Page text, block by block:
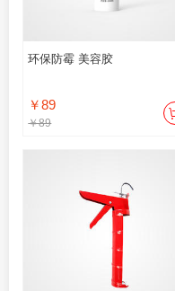
环保防霉 美容胶
￥89
￥89